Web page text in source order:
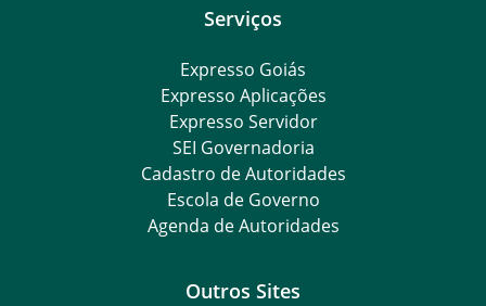
Serviços
Expresso Goiás
Expresso Aplicações
Expresso Servidor
SEI Governadoria
Cadastro de Autoridades
Escola de Governo
Agenda de Autoridades
Outros Sites